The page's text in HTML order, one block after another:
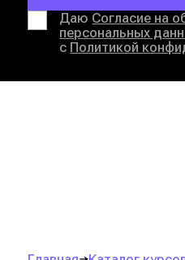
Даю Согласие на
персональных
с Политикой